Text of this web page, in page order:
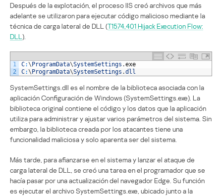
Después de la explotación, el proceso IIS creó archivos que más
adelante se utilizaron para ejecutar código malicioso mediante la
técnica de carga lateral de DLL (T1574,401 Hijack Execution Flow:
DLL ).
1
2
C:\ ProgramData\SystemSettings .exe
C:\ ProgramData\SystemSettings .dll
SystemSettings.dll es el nombre de la biblioteca asociada con la
aplicación Configuración de Windows (SystemSettings.exe). La
biblioteca original contiene el código y los datos que la aplicación
utiliza para administrar y ajustar varios parámetros del sistema. Sin
embargo, la biblioteca creada por los atacantes tiene una
funcionalidad maliciosa y solo aparenta ser del sistema.
Más tarde, para afianzarse en el sistema y lanzar el ataque de
carga lateral de DLL, se creó una tarea en el programador que se
hacía pasar por una actualización del navegador Edge. Su función
es ejecutar el archivo SystemSettings.exe, ubicado junto a la